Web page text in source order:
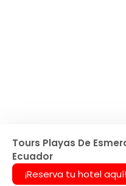
Tours Playas De
Ecuador
¡Reserva tu hotel aquí!